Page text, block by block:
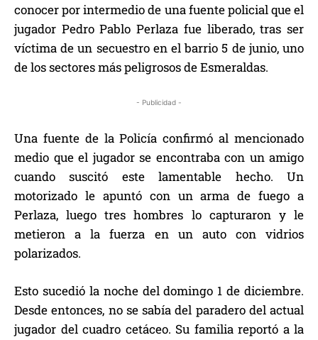
conocer por intermedio de una fuente policial que el
jugador Pedro Pablo Perlaza fue liberado, tras ser
víctima de un secuestro en el barrio 5 de junio, uno
de los sectores más peligrosos de Esmeraldas.
- Publicidad -
Una fuente de la Policía confirmó al mencionado
medio que el jugador se encontraba con un amigo
cuando suscitó este lamentable hecho. Un
motorizado le apuntó con un arma de fuego a
Perlaza, luego tres hombres lo capturaron y le
metieron a la fuerza en un auto con vidrios
polarizados.
Esto sucedió la noche del domingo 1 de diciembre.
Desde entonces, no se sabía del paradero del actual
jugador del cuadro cetáceo. Su familia reportó a la